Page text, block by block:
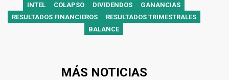
INTEL COLAPSO DIVIDENDOS
GANANCIAS
RESULTADOS FINANCIEROS
RESULTADOS TRIMESTRALES
BALANCE
MÁS NOTICIAS